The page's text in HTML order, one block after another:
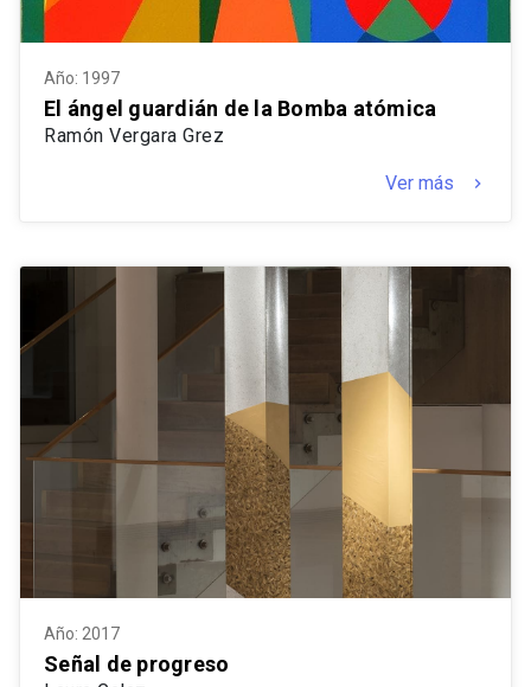
Año: 1997
El ángel guardián de la Bomba atómica
Ramón Vergara Grez
Ver más keyboard_arrow_right
Año: 2017
Señal de progreso